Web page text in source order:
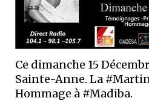
Ce dimanche 15
Sainte-Anne. La
Hommage à #Madiba.